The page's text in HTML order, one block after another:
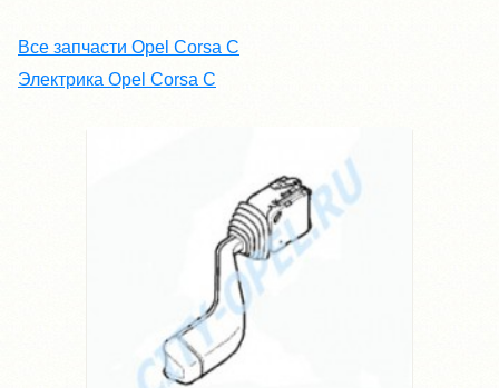
Все запчасти Opel Corsa C
Электрика Opel Corsa C